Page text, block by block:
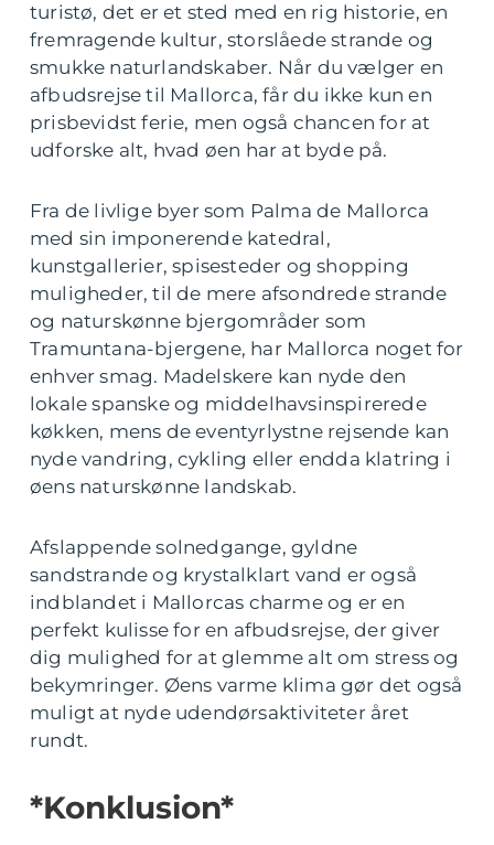
turistø, det er et sted med en rig historie, en
fremragende kultur, storslåede strande og
smukke naturlandskaber. Når du vælger en
afbudsrejse til Mallorca, får du ikke kun en
prisbevidst ferie, men også chancen for at
udforske alt, hvad øen har at byde på.
Fra de livlige byer som Palma de Mallorca
med sin imponerende katedral,
kunstgallerier, spisesteder og shopping
muligheder, til de mere afsondrede strande
og naturskønne bjergområder som
Tramuntana-bjergene, har Mallorca noget for
enhver smag. Madelskere kan nyde den
lokale spanske og middelhavsinspirerede
køkken, mens de eventyrlystne rejsende kan
nyde vandring, cykling eller endda klatring i
øens naturskønne landskab.
Afslappende solnedgange, gyldne
sandstrande og krystalklart vand er også
indblandet i Mallorcas charme og er en
perfekt kulisse for en afbudsrejse, der giver
dig mulighed for at glemme alt om stress og
bekymringer. Øens varme klima gør det også
muligt at nyde udendørsaktiviteter året
rundt.
*Konklusion*